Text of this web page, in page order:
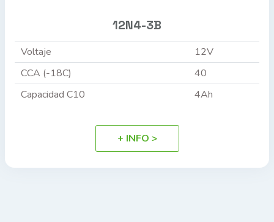
12N4-3B
Voltaje
12V
CCA (-18C)
40
Capacidad C10
4Ah
+ INFO >